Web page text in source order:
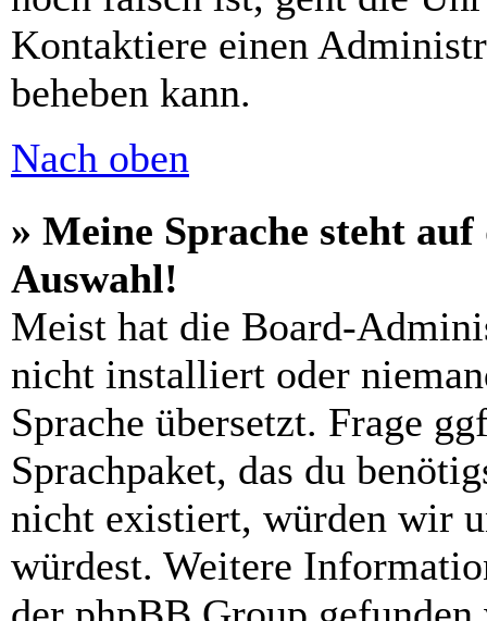
Kontaktiere einen
beheben kann.
Nach oben
» Meine Sprache steht
Auswahl!
Meist hat die Board-
nicht installiert oder
Sprache übersetzt. Frage
Sprachpaket, das du
nicht existiert, würden wir
würdest. Weitere